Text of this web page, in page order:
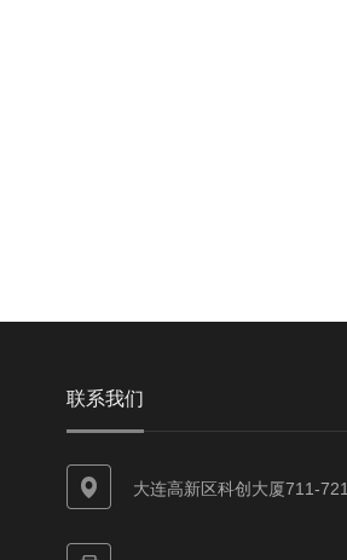
联系我们
大连高新区科创大厦711-721